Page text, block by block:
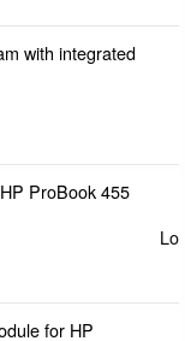
with integrated
ProBook 455
for HP